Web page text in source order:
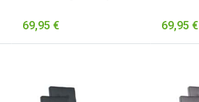
69,95 € 69,95 €